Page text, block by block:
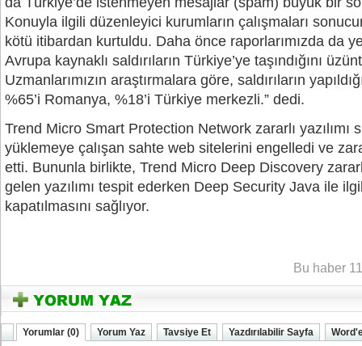
Konuyla ilgili düzenleyici kurumların çalışmaları
kötü itibardan kurtuldu. Daha önce raporlarımızda da
Avrupa kaynaklı saldırıların Türkiye’ye taşındığını
Uzmanlarımızın araştırmalara göre, saldırıların
%65’i Romanya, %18’i Türkiye merkezli.” dedi.
Trend Micro Smart Protection Network zararlı yazılımı
yüklemeye çalışan sahte web sitelerini engelledi ve
etti. Bununla birlikte, Trend Micro Deep Discovery
gelen yazılımı tespit ederken Deep Security Java ile
kapatılmasını sağlıyor.
Bu haber
Yorumlar (0) Yorum Yaz Tavsiye Et Yazdırılabilir Sayfa